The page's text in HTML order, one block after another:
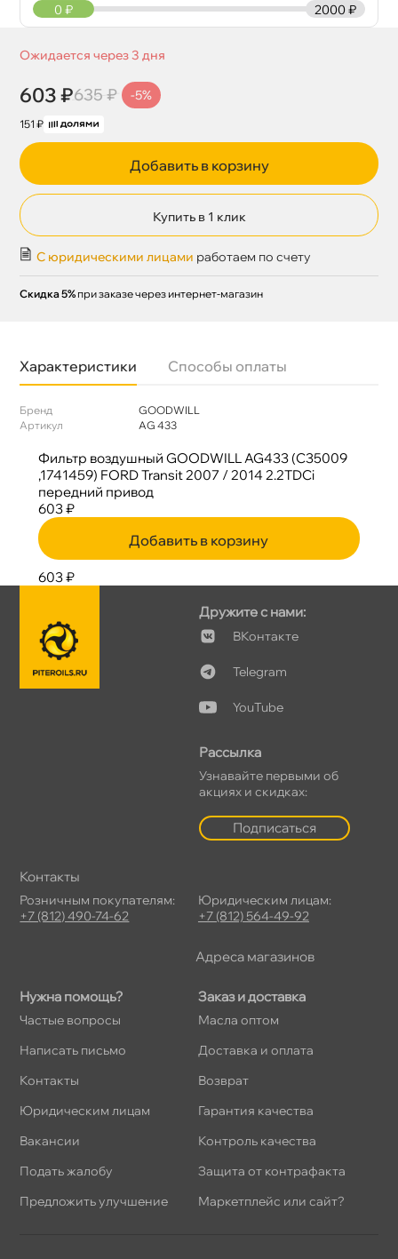
2000 ₽
0 ₽
Ожидается через 3 дня
603 ₽635 ₽ -5%
151 ₽
Добавить в корзину
Купить в 1 клик
С юридическими лицами работаем по счету
Скидка 5% при заказе через интернет-магазин
Характеристики Способы оплаты
Бренд
GOODWILL
Артикул
AG 433
Фильтр воздушный GOODWILL AG433 (C35009
,1741459) FORD Transit 2007 / 2014 2.2TDCi
передний привод
603 ₽
Добавить в корзину
603 ₽
Нужна помощь?
Частые вопросы
Написать письмо
Контакты
Юридическим лицам
акансии
Подать жалобу
Предложить улучшение
Заказ и доставка
Масла оптом
Доставка и оплата
озврат
Гарантия качества
Контроль качества
Защита от контрафакта
Маркетплейс или сайт?
Дружите с нами:
Контакте
Telegram
YouTube
Рассылка
Узнавайте первыми о
акциях и скидках:
Подписаться
Контакты
Розничным покупателям:
+7 (812) 490-74-62
Юридическим лицам:
+7 (812) 564-49-92
Адреса магазино